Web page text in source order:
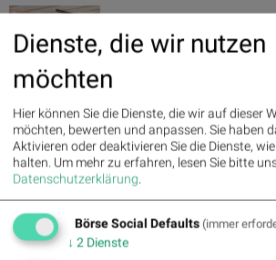
... AG), Karin Lux (Geschäftsführerin, AzW),
Riedl(CDO Vonovia SE), Brigitte Jilka ...
07.03.2026
Vonovia Aktie: Bericht im Fokus (
scheidet zum Ende Mai im ...
Dienste, die wir nutzen
möchten
Hier können Sie die Dienste, die wir auf dieser
möchten, bewerten und anpassen. Sie haben
Aktivieren oder deaktivieren Sie die Dienste,
halten. Um mehr zu erfahren, lesen Sie bitte
Datenschutzerklärung.
Börse Social Defaults (immer
↓ 2 Dienste